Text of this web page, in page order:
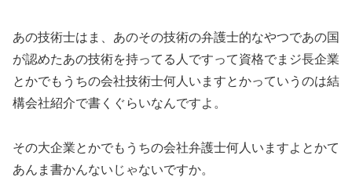
あの技術士はま、あのその技術の弁護士的なやつであの国
が認めたあの技術を持ってる人ですって資格でまジ長企業
とかでもうちの会社技術士何人いますとかっていうのは結
構会社紹介で書くぐらいなんですよ。
その大企業とかでもうちの会社弁護士何人いますよとかて
あんま書かんないじゃないですか。